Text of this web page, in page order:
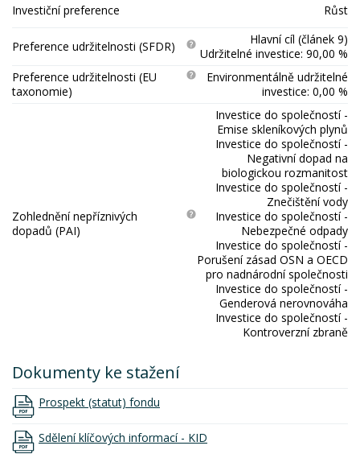
Investiční preference Růst
Preference udržitelnosti (SFDR)
Hlavní cíl (článek 9)
Udržitelné investice: 90,00 %
Preference udržitelnosti (EU
taxonomie)
Environmentálně udržitelné
investice: 0,00 %
Zohlednění nepříznivých
dopadů (PAI)
Investice do společností -
Emise skleníkových plynů
Investice do společností -
Negativní dopad na
biologickou rozmanitost
Investice do společností -
Znečištění vody
Investice do společností -
Nebezpečné odpady
Investice do společností -
Porušení zásad OSN a OECD
pro nadnárodní společnosti
Investice do společností -
Genderová nerovnováha
Investice do společností -
Kontroverzní zbraně
Dokumenty ke stažení
Prospekt (statut) fondu
Sdělení klíčových informací - KID